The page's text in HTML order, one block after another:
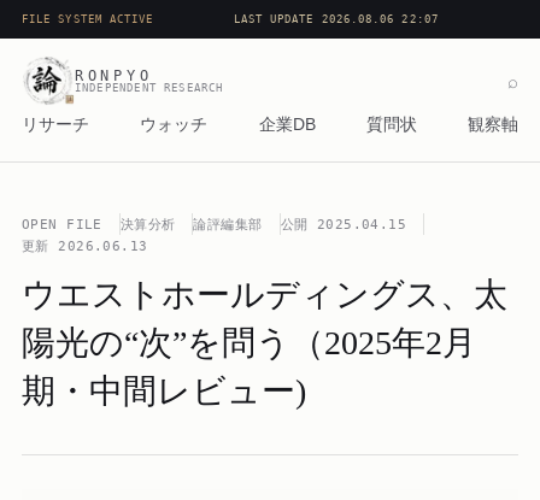
FILE SYSTEM ACTIVE LAST UPDATE 2026.08.06 22:07
RONPYO
INDEPENDENT RESEARCH
リサーチ ウォッチ 企業DB 質問状 観察軸
⌕
OPEN FILE 決算分析 論評編集部 公開 2025.04.15
更新 2026.06.13
ウエストホールディングス、太
陽光の“次”を問う（2025年2月
期・中間レビュー)